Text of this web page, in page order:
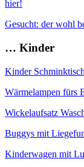
hier!
Gesucht: der wohl
… Kinder
Kinder
Wärmelampen fürs
Wickelaufsatz
Buggys mit
Kinderwagen mit